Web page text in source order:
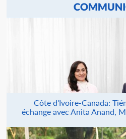
Côte d'Ivoire-Canada:
échange avec Anita Anand,